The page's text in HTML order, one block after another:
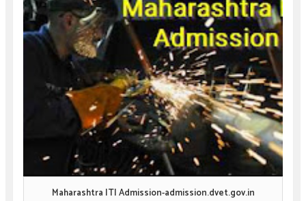
Maharashtra ITI Admission-admission.dvet.gov.in